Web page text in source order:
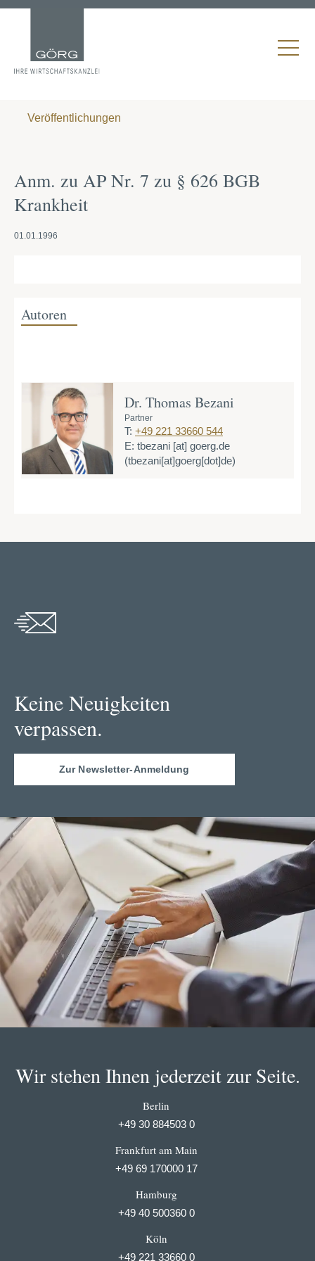
Veröffentlichungen
Anm. zu AP Nr. 7 zu § 626 BGB
Krankheit
01.01.1996
Autoren
Dr. Thomas Bezani
Partner
T: +49 221 33660 544
E: tbezani [at] goerg.de
(tbezani[at]goerg[dot]de)
Keine Neuigkeiten
verpassen.
Zur Newsletter-Anmeldung
Wir stehen Ihnen jederzeit zur Seite.
Berlin
+49 30 884503 0
Frankfurt am Main
+49 69 170000 17
Hamburg
+49 40 500360 0
Köln
+49 221 33660 0